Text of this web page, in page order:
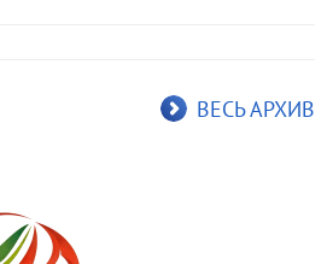
ВЕСЬ АРХИВ